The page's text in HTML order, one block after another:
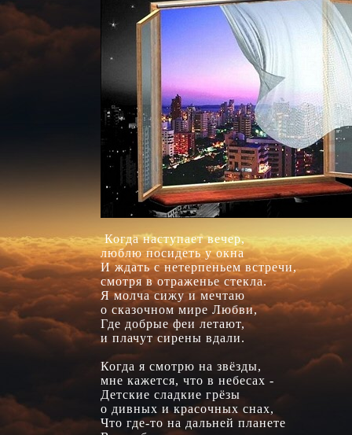
Когда наступает вечер,
люблю посидеть у окна
И ждать с нетерпеньем встречи,
смотря в отраженье стекла.
Я молча сижу и мечтаю
о сказочном мире Любви,
Где добрые феи летают,
и плачут сирены вдали.
Когда я смотрю на звёзды,
мне кажется, что в небесах -
Детские сладкие грёзы
о дивных и красочных снах,
Что где-то на дальней планете